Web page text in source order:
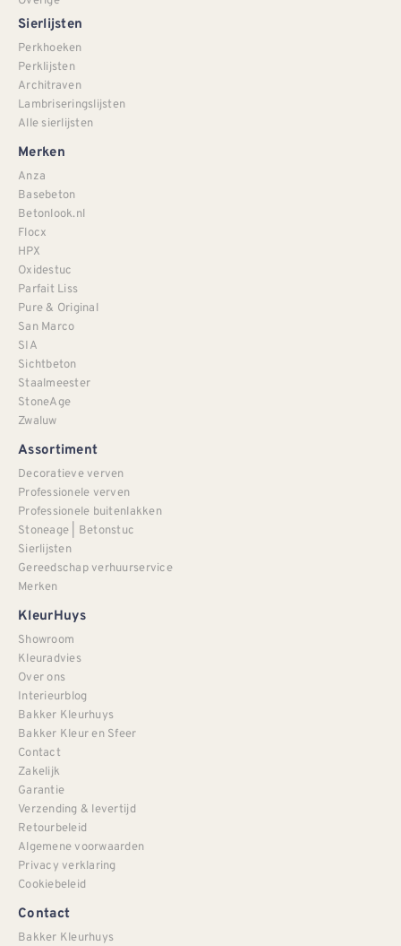
Sierlijsten
Perkhoeken
Perklijsten
Architraven
Lambriseringslijsten
Alle sierlijsten
Merken
Anza
Basebeton
Betonlook.nl
Flocx
HPX
Oxidestuc
Parfait Liss
Pure & Original
San Marco
SIA
Sichtbeton
Staalmeester
StoneAge
Zwaluw
Assortiment
Decoratieve verven
Professionele verven
Professionele buitenlakken
Stoneage | Betonstuc
Sierlijsten
Gereedschap verhuurservice
Merken
KleurHuys
Showroom
Kleuradvies
Over ons
Interieurblog
Bakker Kleurhuys
Bakker Kleur en Sfeer
Contact
Zakelijk
Garantie
Verzending & levertijd
Retourbeleid
Algemene voorwaarden
Privacy verklaring
Cookiebeleid
Contact
Bakker Kleurhuys